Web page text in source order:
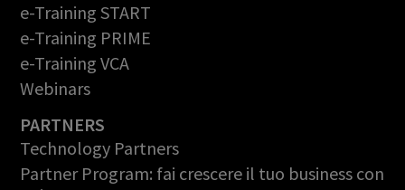
e-Training START
e-Training PRIME
e-Training VCA
Webinars
PARTNERS
Technology Partners
Partner Program: fai crescere il tuo business con